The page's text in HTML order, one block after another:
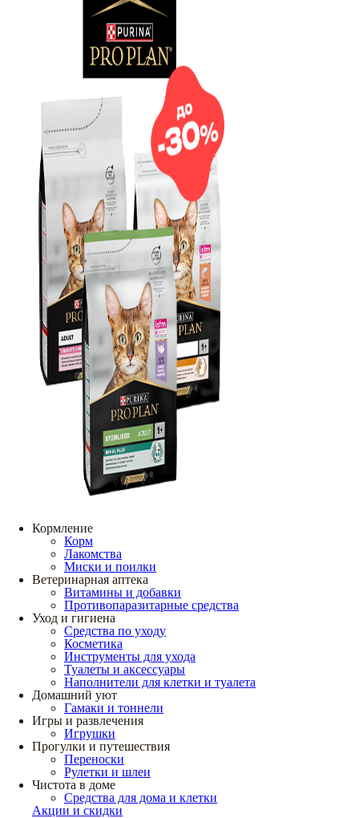
Кормление
Корм
Лакомства
Миски и поилки
Ветеринарная аптека
Витамины и добавки
Противопаразитарные средства
Уход и гигиена
Средства по уходу
Косметика
Инструменты для ухода
Туалеты и аксессуары
Наполнители для клетки и туалета
Домашний уют
Гамаки и тоннели
Игры и развлечения
Игрушки
Прогулки и путешествия
Переноски
Рулетки и шлеи
Чистота в доме
Средства для дома и клетки
Акции и скидки